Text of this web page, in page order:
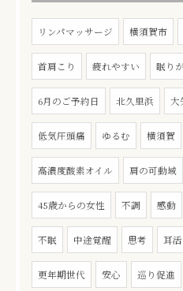
リンパマッサージ 横須賀市
首肩こり 疲れやすい 眠り
6月のご予約日 北久里浜 大
低気圧頭痛 ゆるむ 横須賀
高濃度酸素オイル 肩の可動域
45歳からの女性 不調 感動
不眠 中途覚醒 思考 耳活
更年期世代 安心 巡り促進